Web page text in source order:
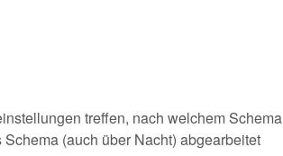
treffen, nach welchem Schema
(auch über Nacht) abgearbeitet